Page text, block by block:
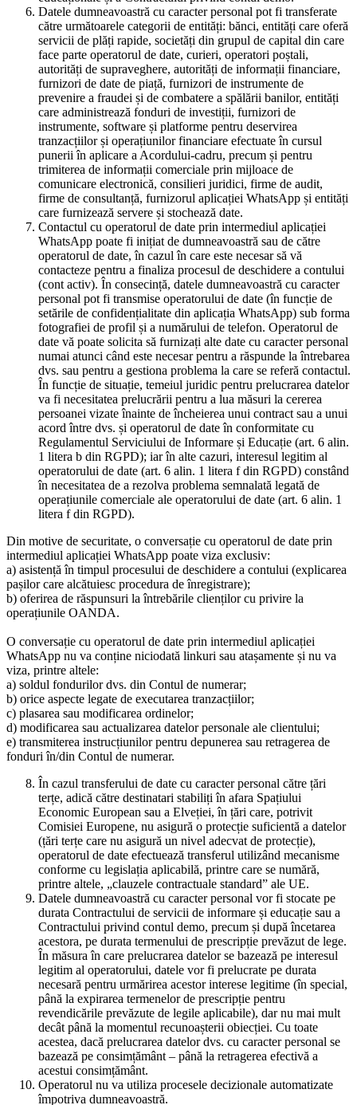
Datele dumneavoastră cu caracter personal pot fi transferate
către următoarele categorii de entități: bănci, entități care oferă
servicii de plăți rapide, societăți din grupul de capital din care
face parte operatorul de date, curieri, operatori poștali,
autorități de supraveghere, autorități de informații financiare,
furnizori de date de piață, furnizori de instrumente de
prevenire a fraudei și de combatere a spălării banilor, entități
care administrează fonduri de investiții, furnizori de
instrumente, software și platforme pentru deservirea
tranzacțiilor și operațiunilor financiare efectuate în cursul
punerii în aplicare a Acordului-cadru, precum și pentru
trimiterea de informații comerciale prin mijloace de
comunicare electronică, consilieri juridici, firme de audit,
firme de consultanță, furnizorul aplicației WhatsApp și entități
care furnizează servere și stochează date.
Contactul cu operatorul de date prin intermediul aplicației
WhatsApp poate fi inițiat de dumneavoastră sau de către
operatorul de date, în cazul în care este necesar să vă
contacteze pentru a finaliza procesul de deschidere a contului
(cont activ). În consecință, datele dumneavoastră cu caracter
personal pot fi transmise operatorului de date (în funcție de
setările de confidențialitate din aplicația WhatsApp) sub forma
fotografiei de profil și a numărului de telefon. Operatorul de
date vă poate solicita să furnizați alte date cu caracter personal
numai atunci când este necesar pentru a răspunde la întrebarea
dvs. sau pentru a gestiona problema la care se referă contactul.
În funcție de situație, temeiul juridic pentru prelucrarea datelor
va fi necesitatea prelucrării pentru a lua măsuri la cererea
persoanei vizate înainte de încheierea unui contract sau a unui
acord între dvs. și operatorul de date în conformitate cu
Regulamentul Serviciului de Informare și Educație (art. 6 alin.
1 litera b din RGPD); iar în alte cazuri, interesul legitim al
operatorului de date (art. 6 alin. 1 litera f din RGPD) constând
în necesitatea de a rezolva problema semnalată legată de
operațiunile comerciale ale operatorului de date (art. 6 alin. 1
litera f din RGPD).
Din motive de securitate, o conversație cu operatorul de date prin
intermediul aplicației WhatsApp poate viza exclusiv:
a) asistență în timpul procesului de deschidere a contului (explicarea
pașilor care alcătuiesc procedura de înregistrare);
b) oferirea de răspunsuri la întrebările clienților cu privire la
operațiunile OANDA.
O conversație cu operatorul de date prin intermediul aplicației
WhatsApp nu va conține niciodată linkuri sau atașamente și nu va
viza, printre altele:
a) soldul fondurilor dvs. din Contul de numerar;
b) orice aspecte legate de executarea tranzacțiilor;
c) plasarea sau modificarea ordinelor;
d) modificarea sau actualizarea datelor personale ale clientului;
e) transmiterea instrucțiunilor pentru depunerea sau retragerea de
fonduri în/din Contul de numerar.
În cazul transferului de date cu caracter personal către țări
terțe, adică către destinatari stabiliți în afara Spațiului
Economic European sau a Elveției, în țări care, potrivit
Comisiei Europene, nu asigură o protecție suficientă a datelor
(țări terțe care nu asigură un nivel adecvat de protecție),
operatorul de date efectuează transferul utilizând mecanisme
conforme cu legislația aplicabilă, printre care se numără,
printre altele, „clauzele contractuale standard” ale UE.
Datele dumneavoastră cu caracter personal vor fi stocate pe
durata Contractului de servicii de informare și educație sau a
Contractului privind contul demo, precum și după încetarea
acestora, pe durata termenului de prescripție prevăzut de lege.
În măsura în care prelucrarea datelor se bazează pe interesul
legitim al operatorului, datele vor fi prelucrate pe durata
necesară pentru urmărirea acestor interese legitime (în special,
până la expirarea termenelor de prescripție pentru
revendicările prevăzute de legile aplicabile), dar nu mai mult
decât până la momentul recunoașterii obiecției. Cu toate
acestea, dacă prelucrarea datelor dvs. cu caracter personal se
bazează pe consimțământ – până la retragerea efectivă a
acestui consimțământ.
Operatorul nu va utiliza procesele decizionale automatizate
împotriva dumneavoastră.